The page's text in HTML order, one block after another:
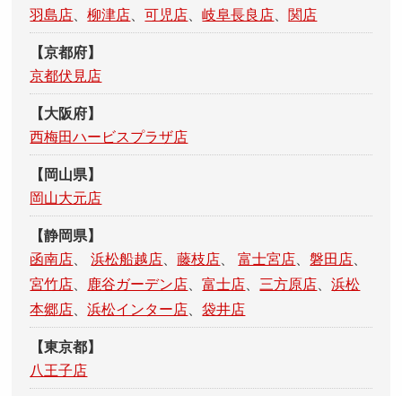
羽島店 、柳津店 、可児店 、岐阜長良店 関店
【京都府】
京都伏見店
【大阪府】
西梅田ハービスプラザ店
【岡山県】
岡山大元店
【静岡県】
函南店 、浜松船越店 、藤枝店 、富士宮店 、磐田店
宮竹店
鹿谷ガーデン店 、富士店 三方原店 、浜松
本郷店 、浜松インター店 、袋井店
【東京都】
八王子店